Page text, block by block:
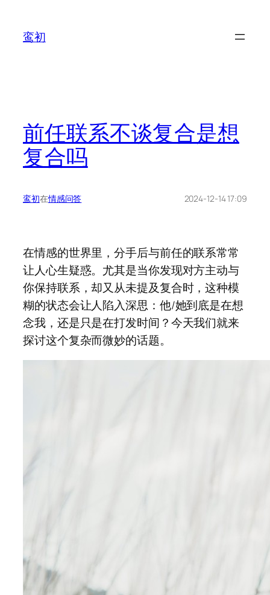
鸾初
前任联系不谈复合是想
复合吗
鸾初在情感问答 2024-12-14 17:09
在情感的世界里，分手后与前任的联系常常
让人心生疑惑。尤其是当你发现对方主动与
你保持联系，却又从未提及复合时，这种模
糊的状态会让人陷入深思：他/她到底是在想
念我，还是只是在打发时间？今天我们就来
探讨这个复杂而微妙的话题。